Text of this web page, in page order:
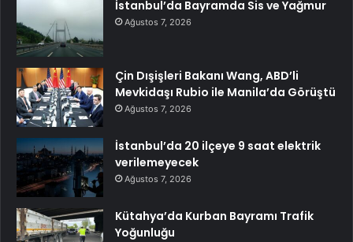
İstanbul’da Bayramda Sis ve Yağmur
Ağustos 7, 2026
Çin Dışişleri Bakanı Wang, ABD’li
Mevkidaşı Rubio ile Manila’da Görüştü
Ağustos 7, 2026
İstanbul’da 20 ilçeye 9 saat elektrik
verilemeyecek
Ağustos 7, 2026
Kütahya’da Kurban Bayramı Trafik
Yoğunluğu